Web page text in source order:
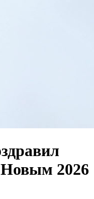
2026